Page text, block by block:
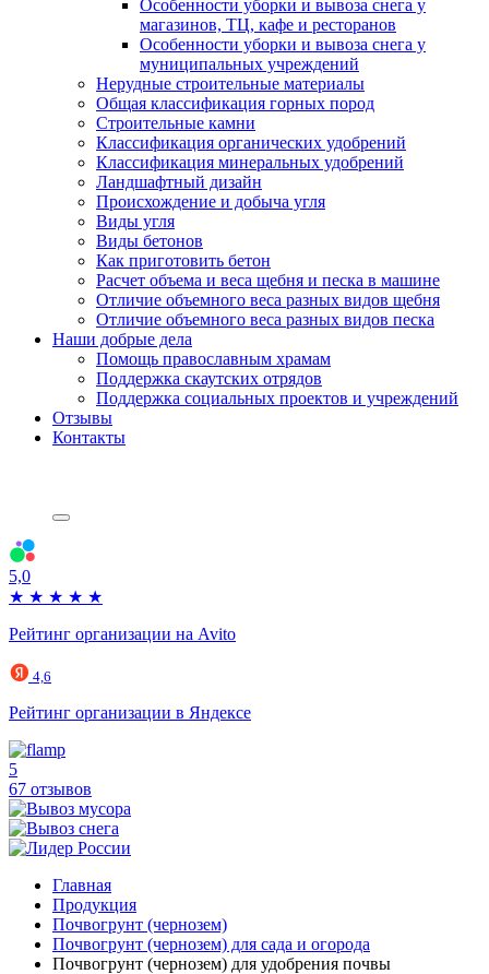
Особенности уборки и вывоза снега у
магазинов, ТЦ, кафе и ресторанов
Особенности уборки и вывоза снега у
муниципальных учреждений
Нерудные строительные материалы
Общая классификация горных пород
Строительные камни
Классификация органических удобрений
Классификация минеральных удобрений
Ландшафтный дизайн
Происхождение и добыча угля
Виды угля
Виды бетонов
Как приготовить бетон
Расчет объема и веса щебня и песка в машине
Отличие объемного веса разных видов щебня
Отличие объемного веса разных видов песка
Наши добрые дела
Помощь православным храмам
Поддержка скаутских отрядов
Поддержка социальных проектов и учреждений
Отзывы
Контакты
5,0
★ ★ ★ ★ ★
Рейтинг организации на Avito
4,6
Рейтинг организации в Яндексе
5
67 отзывов
Главная
Продукция
Почвогрунт (чернозем)
Почвогрунт (чернозем) для сада и огорода
Почвогрунт (чернозем) для удобрения почвы